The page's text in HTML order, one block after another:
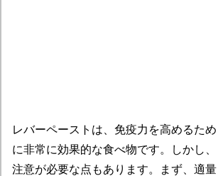
レバーペーストは、免疫力を高めるため
に非常に効果的な食べ物です。しかし、
注意が必要な点もあります。まず、適量